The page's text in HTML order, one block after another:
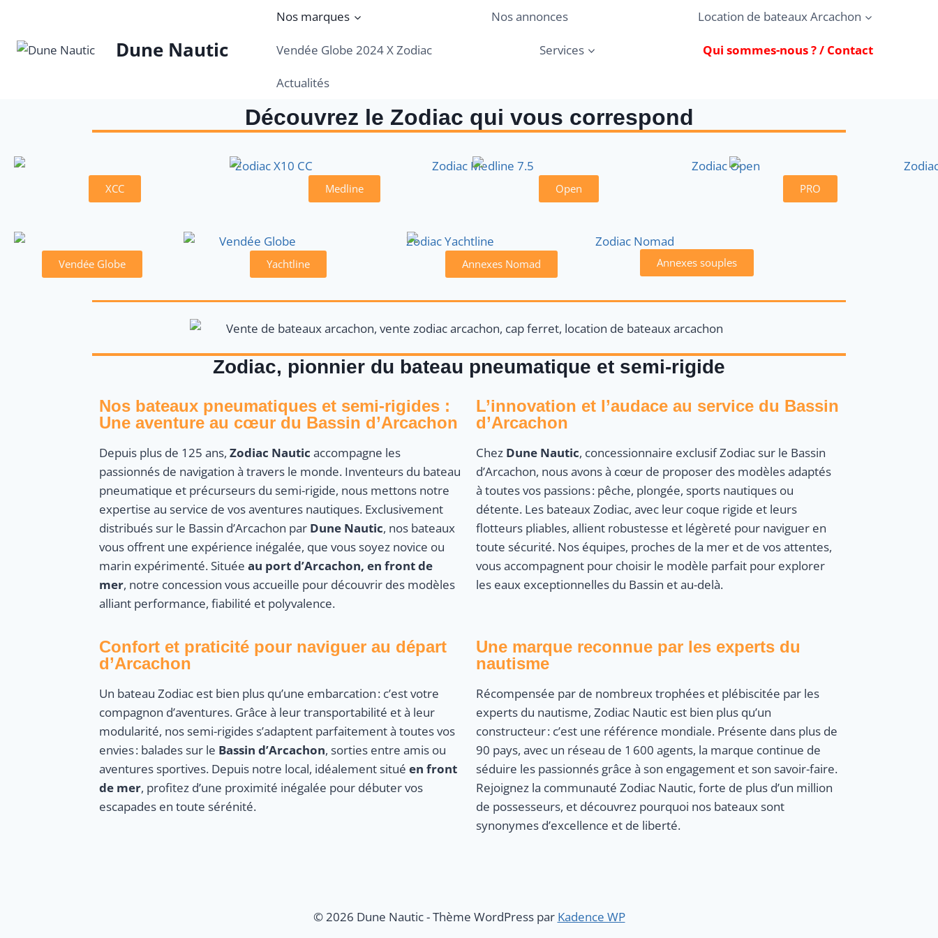
Dune Nautic
Nos marques Nos annonces Location de bateaux Arcachon
Vendée Globe 2024 X Zodiac Services Qui sommes-nous ? / Contact
Actualités
Découvrez le Zodiac qui vous correspond
XCC Medline Open PRO
Vendée Globe Yachtline Annexes Nomad Annexes souples
Zodiac, pionnier du bateau pneumatique et semi-rigide
Nos bateaux pneumatiques et semi-rigides :
Une aventure au cœur du Bassin d’Arcachon
Depuis plus de 125 ans, Zodiac Nautic accompagne les
passionnés de navigation à travers le monde. Inventeurs du bateau
pneumatique et précurseurs du semi-rigide, nous mettons notre
expertise au service de vos aventures nautiques. Exclusivement
distribués sur le Bassin d’Arcachon par Dune Nautic, nos bateaux
vous offrent une expérience inégalée, que vous soyez novice ou
marin expérimenté. Située au port d’Arcachon, en front de
mer, notre concession vous accueille pour découvrir des modèles
alliant performance, fiabilité et polyvalence.
L’innovation et l’audace au service du Bassin
d’Arcachon
Chez Dune Nautic, concessionnaire exclusif Zodiac sur le Bassin
d’Arcachon, nous avons à cœur de proposer des modèles adaptés
à toutes vos passions : pêche, plongée, sports nautiques ou
détente. Les bateaux Zodiac, avec leur coque rigide et leurs
flotteurs pliables, allient robustesse et légèreté pour naviguer en
toute sécurité. Nos équipes, proches de la mer et de vos attentes,
vous accompagnent pour choisir le modèle parfait pour explorer
les eaux exceptionnelles du Bassin et au-delà.
Confort et praticité pour naviguer au départ
d’Arcachon
Un bateau Zodiac est bien plus qu’une embarcation : c’est votre
compagnon d’aventures. Grâce à leur transportabilité et à leur
modularité, nos semi-rigides s’adaptent parfaitement à toutes vos
envies : balades sur le Bassin d’Arcachon, sorties entre amis ou
aventures sportives. Depuis notre local, idéalement situé en front
de mer, profitez d’une proximité inégalée pour débuter vos
escapades en toute sérénité.
Une marque reconnue par les experts du
nautisme
Récompensée par de nombreux trophées et plébiscitée par les
experts du nautisme, Zodiac Nautic est bien plus qu’un
constructeur : c’est une référence mondiale. Présente dans plus de
90 pays, avec un réseau de 1 600 agents, la marque continue de
séduire les passionnés grâce à son engagement et son savoir-faire.
Rejoignez la communauté Zodiac Nautic, forte de plus d’un million
de possesseurs, et découvrez pourquoi nos bateaux sont
synonymes d’excellence et de liberté.
© 2026 Dune Nautic - Thème WordPress par Kadence WP